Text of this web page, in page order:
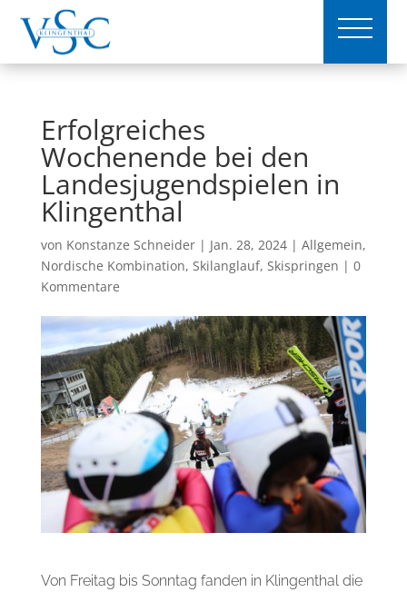
Erfolgreiches
Wochenende bei den
Landesjugendspielen in
Klingenthal
von Konstanze Schneider| Jan. 28, 2024| Allgemein,
Nordische Kombination, Skilanglauf, Skispringen | 0
Kommentare
Von Freitag bis Sonntag fanden in Klingenthal die